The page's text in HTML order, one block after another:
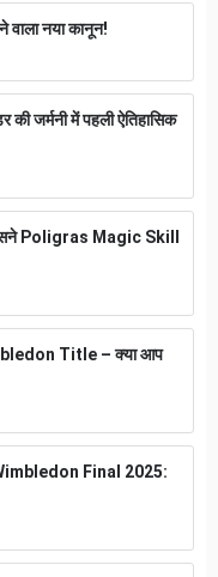
नया कानून!
जर्मनी में पहली ऐतिहासिक
Poligras Magic Skill
Title – क्या आप
Final 2025: